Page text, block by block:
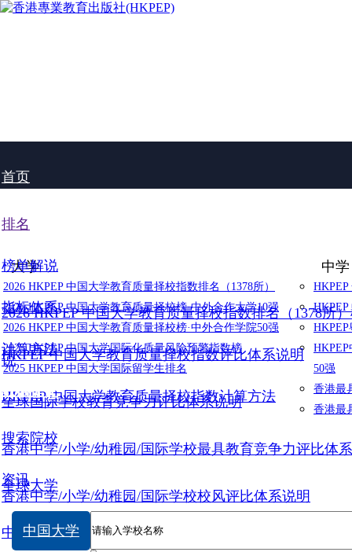
首页
排名
大学
2026 HKPEP 中国大学教育质量择校指数排名（1378所）
2026 HKPEP 中国大学教育质量择校榜·中外合作大学10强
2026 HKPEP 中国大学教育质量择校榜·中外合作学院50强
2025 HKPEP 中国大学国际化质量风险预警指数榜
2025 HKPEP 中国大学国际留学生排名
中学
50强
香港最
香港最
榜单解说
2026 HKPEP 中国大学教育质量择校指数排名（1378所
说
指标体系
HKPEP 中国大学教育质量择校指数评比体系说明
全球国际学校教育竞争力评比体系说明
香港中学/小学/幼稚园/国际学校最具教育竞争力评比体
香港中学/小学/幼稚园/国际学校校风评比体系说明
计算方法
HKPEP 中国大学教育质量择校指数计算方法
数据提交
搜索院校
全球大学
中国大学
资讯
中国大学